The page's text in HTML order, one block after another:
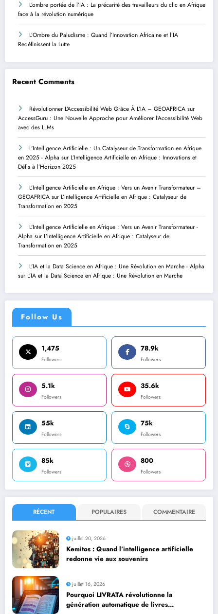
L’ombre portée de l’IA : La précarité des travailleurs du clic en Afrique
face à la révolution numérique
L’Ombre du Paludisme : Quand l’Innovation Africaine et l’IA
Redéfinissent la Lutte
Recent Comments
Révolutionner L’Accessibilité Web Grâce À L’IA – GEOAFRICA sur
AccessGuru : Une Nouvelle Approche pour Améliorer l’Accessibilité Web
avec des LLMs
L'Intelligence Artificielle : Un Catalyseur de Transformation en Afrique
en 2025 - Alpha sur L’Intelligence Artificielle en Afrique : Innovations et
Défis à l’Horizon 2025
L’Intelligence Artificielle en Afrique : Vers un Avenir Transformateur –
GEOAFRICA sur L’Intelligence Artificielle en Afrique : Catalyseur de
Transformation en 2025
L'Intelligence Artificielle en Afrique : Vers un Avenir Transformateur -
Alpha sur L’Intelligence Artificielle en Afrique : Catalyseur de
Transformation en 2025
L'IA et la Data Science en Afrique : Une Révolution en Marche - Alpha
sur L’IA et la Data Science en Afrique : Une Révolution en Marche
Follow Us
1,475
Followers
78.9k
Followers
5.1k
Followers
35.6k
Followers
55k
Followers
75k
Followers
85k
Followers
800
Followers
RÉCENT POPULAIRES COMMENTAIRE
juillet 20, 2026
Kemitos : Quand l’intelligence artificielle
redonne vie aux souvenirs
juillet 16, 2026
Pourquoi LIVRATA révolutionne la
génération automatique de livres